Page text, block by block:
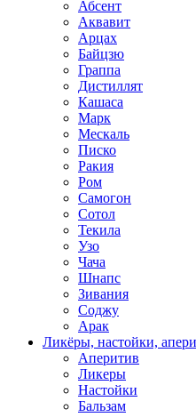
Абсент
Аквавит
Арцах
Байцзю
Граппа
Дистиллят
Кашаса
Марк
Мескаль
Писко
Ракия
Ром
Самогон
Сотол
Текила
Узо
Чача
Шнапс
Зивания
Соджу
Арак
Ликёры, настойки,
Аперитив
Ликеры
Настойки
Бальзам